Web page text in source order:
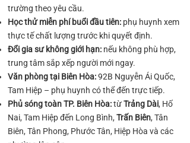
trường theo yêu cầu.
Học thử miễn phí buổi đầu tiên: phụ huynh xem
thực tế chất lượng trước khi quyết định.
Đổi gia sư không giới hạn: nếu không phù hợp,
trung tâm sắp xếp người mới ngay.
Văn phòng tại Biên Hòa:92B Nguyễn Ái Quốc,
Tam Hiệp – phụ huynh có thể đến trực tiếp.
Phủ sóng toàn TP. Biên Hòa:từTrảng Dài, Hố
Nai, Tam Hiệp đến Long Bình, Trấn Biên, Tân
Biên, Tân Phong, Phước Tân, Hiệp Hòa và các